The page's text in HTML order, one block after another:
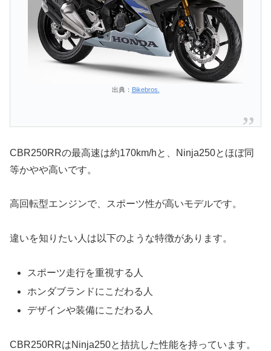
出典： Bikebros.
CBR250RRの最高速は約170km/hと、Ninja250とほぼ同
等かやや高いです。
高回転型エンジンで、スポーツ性が高いモデルです。
違いを知りたい人は以下のような特徴があります。
スポーツ走行を重視する人
ホンダブランドにこだわる人
デザインや装備にこだわる人
CBR250RRはNinja250と拮抗した性能を持っています。